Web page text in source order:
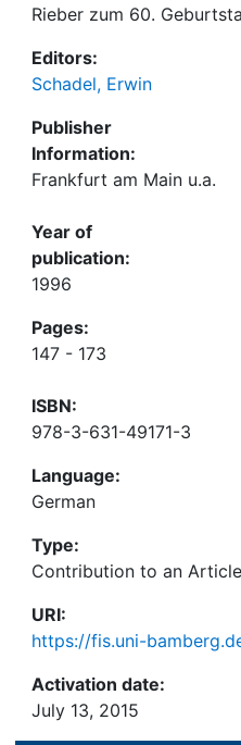
Rieber zum 60.
Editors:
Schadel, Erwin
Publisher
Information:
Frankfurt am Main u.a.
Year of
publication:
1996
Pages:
147 - 173
ISBN:
978-3-631-49171-3
Language:
German
Type:
Contribution to an
URI:
https://fis.uni-
Activation date:
July 13, 2015